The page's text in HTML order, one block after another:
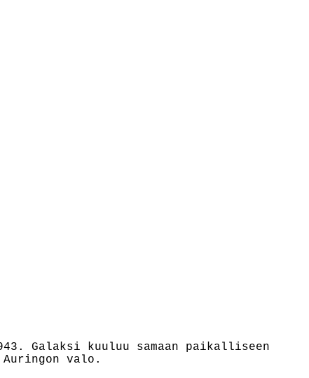
Galaksi kuuluu samaan paikalliseen
valo.